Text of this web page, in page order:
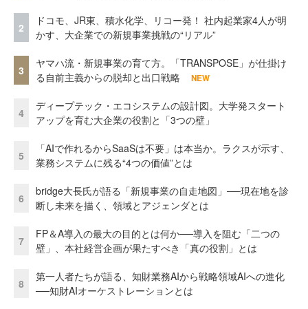
2
ドコモ、JR東、積水化学、リコー発！ 社内起業家4人が明
かす、大企業での新規事業挑戦の“リアル”
3
ヤマハ流・新規事業の育て方。「TRANSPOSE」が仕掛け
る自前主義からの脱却と出口戦略
NEW
4
ディープテック・エコシステムの設計図。大学発スタート
アップを育む大企業の役割と「3つの壁」
5
「AIで作れるからSaaSは不要」は本当か。ラクスが示す、
業務システムに残る“4つの価値”とは
6
bridge大長氏が語る「新規事業の自走地図」──現在地を診
断し未来を描く、領域とアジェンダとは
7
FP＆A導入の最大の目的とは何か──導入を阻む「二つの
壁」、本社経営企画が果たすべき「真の役割」とは
8
第一人者たちが語る、知財業務AIから戦略領域AIへの進化
──知財AIオーケストレーションとは